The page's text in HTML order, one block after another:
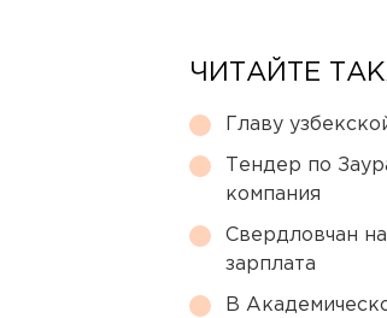
ЧИТАЙТЕ
Главу
Тендер по
компания
Свердловчан
зарплата
В